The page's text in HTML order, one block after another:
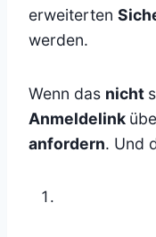
erweiterten
werden.
Wenn das nicht
Anmeldelink
anfordern. Und